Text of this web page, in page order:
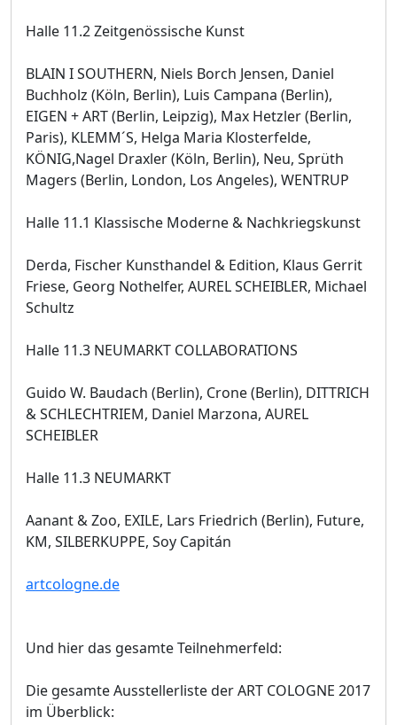
Halle 11.2 Zeitgenössische Kunst
BLAIN I SOUTHERN, Niels Borch Jensen, Daniel
Buchholz (Köln, Berlin), Luis Campana (Berlin),
EIGEN + ART (Berlin, Leipzig), Max Hetzler (Berlin,
Paris), KLEMM´S, Helga Maria Klosterfelde,
KÖNIG,Nagel Draxler (Köln, Berlin), Neu, Sprüth
Magers (Berlin, London, Los Angeles), WENTRUP
Halle 11.1 Klassische Moderne & Nachkriegskunst
Derda, Fischer Kunsthandel & Edition, Klaus Gerrit
Friese, Georg Nothelfer, AUREL SCHEIBLER, Michael
Schultz
Halle 11.3 NEUMARKT COLLABORATIONS
Guido W. Baudach (Berlin), Crone (Berlin), DITTRICH
& SCHLECHTRIEM, Daniel Marzona, AUREL
SCHEIBLER
Halle 11.3 NEUMARKT
Aanant & Zoo, EXILE, Lars Friedrich (Berlin), Future,
KM, SILBERKUPPE, Soy Capitán
artcologne.de
Und hier das gesamte Teilnehmerfeld:
Die gesamte Ausstellerliste der ART COLOGNE 2017
im Überblick: